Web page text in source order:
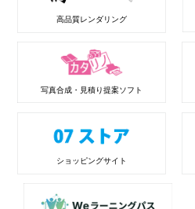
高品質レンダリング
写真合成・見積り提案ソフト
ショッピングサイト